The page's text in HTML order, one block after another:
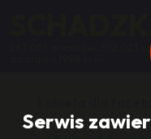
Serwis
267 055 anonsów, 352 023